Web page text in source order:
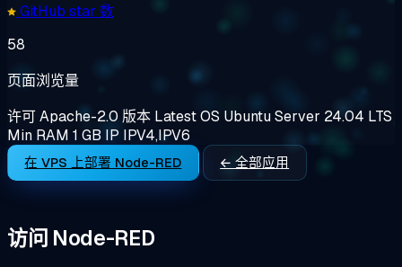
GitHub star 数
58
页面浏览量
许可Apache-2.0 版本 LatestOS Ubuntu Server 24.04 LTS
Min RAM 1 GB IP IPV4,IPV6
在 VPS 上部署 Node-RED ← 全部应用
访问 Node-RED